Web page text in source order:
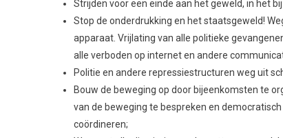
De onderdrukking van etnische, religieuze en
elites in Iran. Wij komen op voor een multi-
taalgebruik, cultuur enz. Het Koerdische volk
recht op afscheiding van de Iraanse staat als zij
Een einde aan de macht van de moellahs,
democratische structuren van de revolutie de
privé-aangelegenheid;
Voor eenheid van studenten en scholieren met